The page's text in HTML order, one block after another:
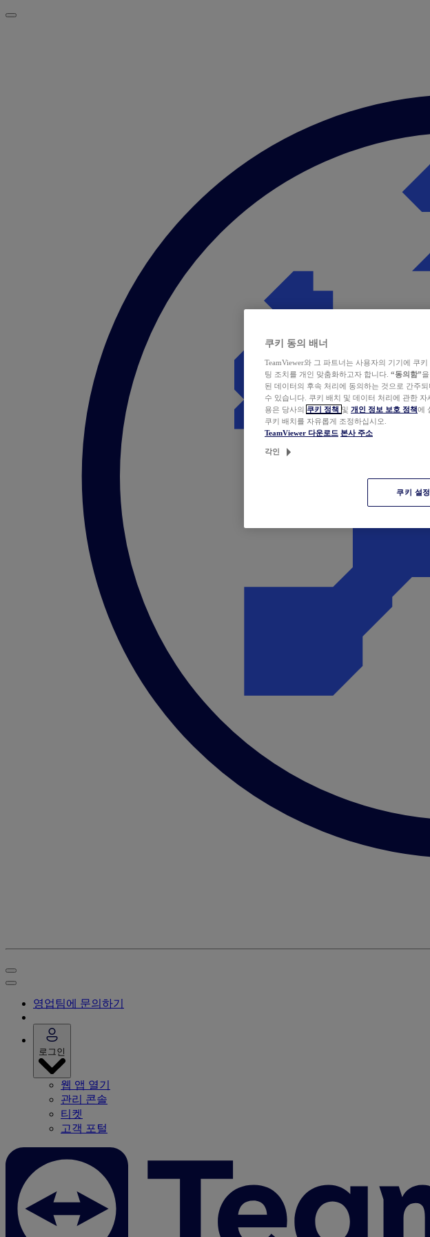
영업팀에 문의하기
로그인
웹 앱 열기
관리 콘솔
티켓
고객 포털
쿠키 동의 배너
TeamViewer와 그 파트너는 사용자의 기기에 쿠
팅 조치를 개인 맞춤화하고자 합니다. “동의함”
된 데이터의 후속 처리에 동의하는 것으로 간주
수 있습니다. 쿠키 배치 및 데이터 처리에 관한
용은 당사의 쿠키 정책 및 개인 정보 보호 정책에
쿠키 배치를 자유롭게 조정하십시오.
TeamViewer 다운로드 본사 주소
각인
쿠키 설정